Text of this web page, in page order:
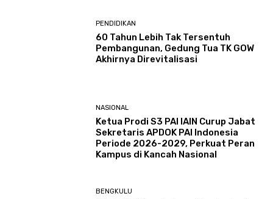
PENDIDIKAN
60 Tahun Lebih Tak Tersentuh
Pembangunan, Gedung Tua TK GOW
Akhirnya Direvitalisasi
NASIONAL
Ketua Prodi S3 PAI IAIN Curup Jabat
Sekretaris APDOK PAI Indonesia
Periode 2026-2029, Perkuat Peran
Kampus di Kancah Nasional
BENGKULU